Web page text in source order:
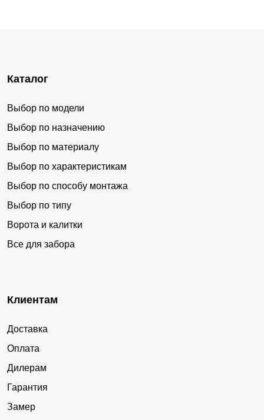
Каталог
Выбор по модели
Выбор по назначению
Выбор по материалу
Выбор по характеристикам
Выбор по способу монтажа
Выбор по типу
Ворота и калитки
Все для забора
Клиентам
Доставка
Оплата
Дилерам
Гарантия
Замер